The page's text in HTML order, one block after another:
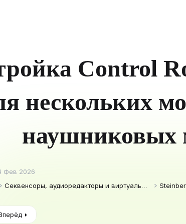
Control
нескольких
наушниковых
Фев 2026
Секвенсоры, аудиоредакторы и виртуальные студии